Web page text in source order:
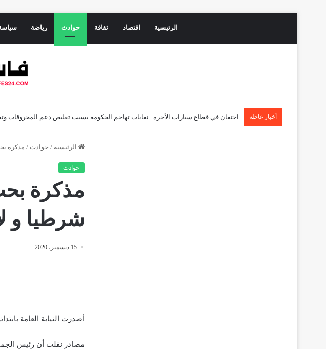
الرئيسية اقتصاد ثقافة حوادث رياضة
أخبار عاجلة احتقان في قطاع سيارات الأجرة.. نقابات تهاجم الحكومة بسبب تقليص دعم المحروقات
الرئيسية / حوادث / مذكرة
حوادث
مذكرة
شرطيا و
15 ديسمبر، 2020
أصدرت النيابة العامة
مصادر نقلت أن رئيس